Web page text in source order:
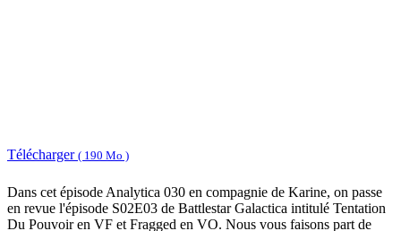
Télécharger ( 190 Mo )
Dans cet épisode Analytica 030 en compagnie de Karine, on passe
en revue l'épisode S02E03 de Battlestar Galactica intitulé Tentation
Du Pouvoir en VF et Fragged en VO. Nous vous faisons part de